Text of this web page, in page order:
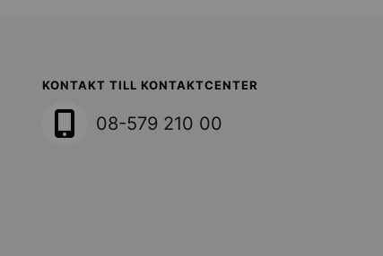
Sollentuna Kommun
KONTAKT TILL KONTAKTCENTER
08-579 210 00